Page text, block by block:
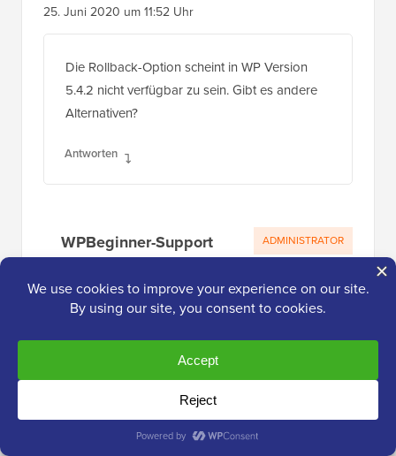
25. Juni 2020 um 11:52 Uhr
Die Rollback-Option scheint in WP Version
5.4.2 nicht verfügbar zu sein. Gibt es andere
Alternativen?
Antworten
WPBeginner-Support ADMINISTRATOR